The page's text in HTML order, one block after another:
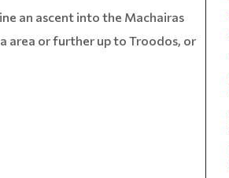
an ascent into the Machairas
area or further up to Troodos, or